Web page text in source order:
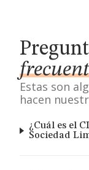
Estas son
hacen
¿Cuál es el
Sociedad